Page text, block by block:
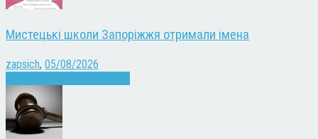
Мистецькі школи Запоріжжя отримали імена
zapsich, 05/08/2026